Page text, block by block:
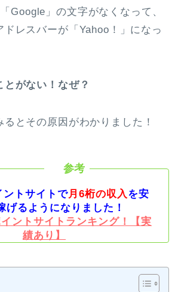
Google」の文字がなくなって、
レスバーが「Yahoo！」になっ
がない！なぜ？
とその原因がわかりました！
ントサイトで月6桁の収入 を安
げるようになりました！
ントサイトランキング！【実
績あり】